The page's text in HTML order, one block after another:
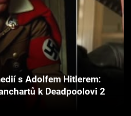
s Adolfem Hitlerem:
k Deadpoolovi 2